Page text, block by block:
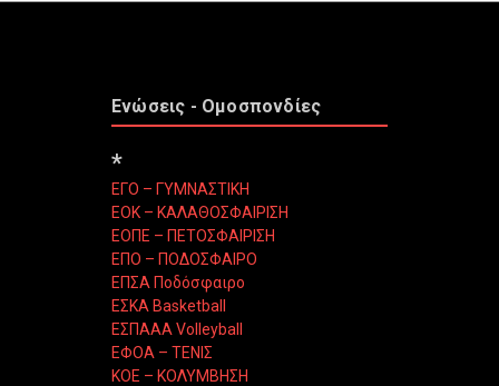
Ενώσεις - Ομοσπονδίες
*
ΕΓΟ – ΓΥΜΝΑΣΤΙΚΗ
ΕΟΚ – ΚΑΛΑΘΟΣΦΑΙΡΙΣΗ
ΕΟΠΕ – ΠΕΤΟΣΦΑΙΡΙΣΗ
ΕΠΟ – ΠΟΔΟΣΦΑΙΡΟ
ΕΠΣΑ Ποδόσφαιρο
ΕΣΚΑ Basketball
ΕΣΠΑΑΑ Volleyball
ΕΦΟΑ – ΤΕΝΙΣ
ΚΟΕ – ΚΟΛΥΜΒΗΣΗ